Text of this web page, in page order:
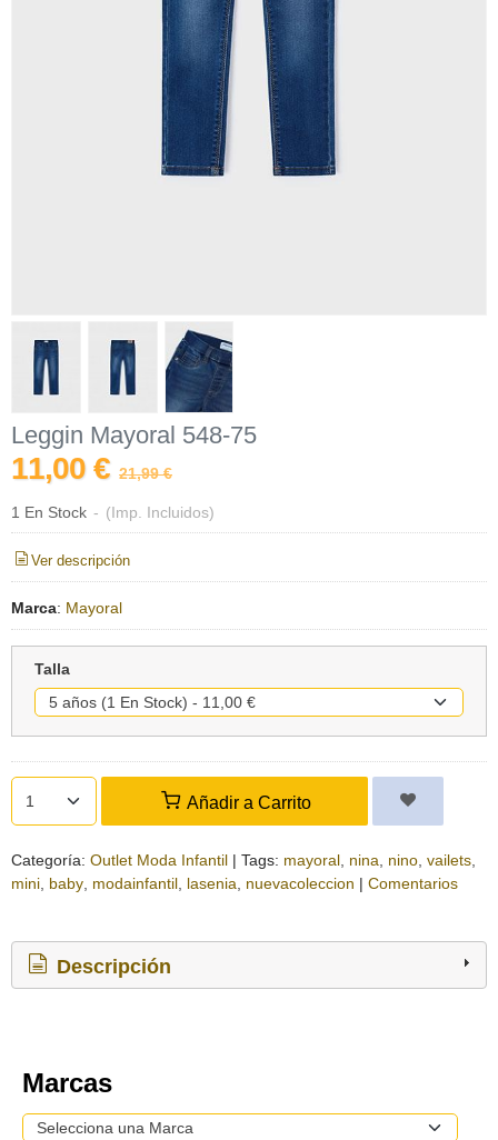
Leggin Mayoral 548-75
11,00 € 21,99 €
1 En Stock - (Imp. Incluidos)
Ver descripción
Marca: Mayoral
Talla
Añadir a Carrito
Categoría: Outlet Moda Infantil | Tags: mayoral nina nino vailets
mini baby modainfantil lasenia nuevacoleccion | Comentarios
Descripción
Marcas